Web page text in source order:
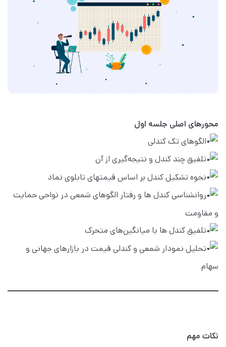
محورهای اصلی جلسه اول
الگوهای تک کندلی
تلفیق چند کندل و نتیجه‌گیری از آن
نحوه تشکیل کندل بر اساس قیمتهای تابلوی نماد
روانشناسی کندل ها و رفتار الگوهای شمعی در نواحی حمایت
و مقاومت
تلفیق کندل ها با میانگین‌های متحرک
تحلیل نمودار شمعی و کندلی قیمت در بازارهای جهانی و
سهام
نکات مهم